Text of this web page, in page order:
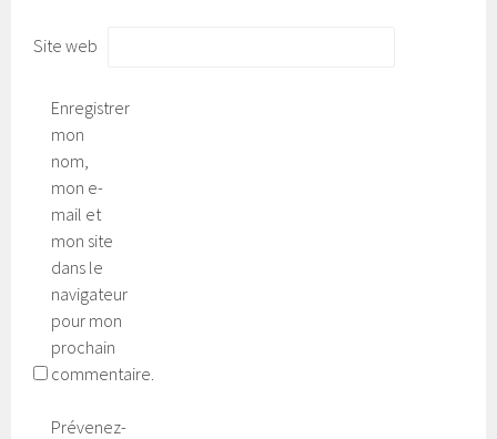
Site web
Enregistrer
mon
nom,
mon e-
mail et
mon site
dans le
navigateur
pour mon
prochain
commentaire.
Prévenez-